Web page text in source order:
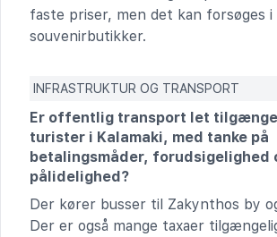
faste priser, men det kan forsøges i
souvenirbutikker.
INFRASTRUKTUR OG TRANSPORT
Er offentlig transport let
turister i Kalamaki, med tanke på
betalingsmåder, forudsigelighed
pålidelighed?
Der kører busser til Zakynthos by
Der er også mange taxaer